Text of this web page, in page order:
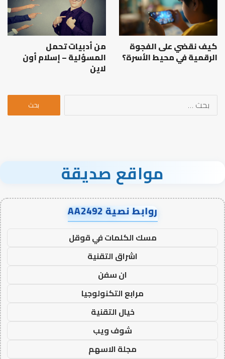
كيف نقضي على الفجوة
الرقمية في محيط الأسرة؟
من أدبيات تحمل
المسؤلية – إسلام أون
لاين
البحث
مواقع صديقة
روابط نصية AA2492
مسك الكلمات في قوقل
اشراق التقنية
ان سفن
مرابع التكنولوجيا
خيال التقنية
شوف ويب
مجلة الاسهم